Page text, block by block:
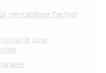
rentabiliser l’achat
compte pour